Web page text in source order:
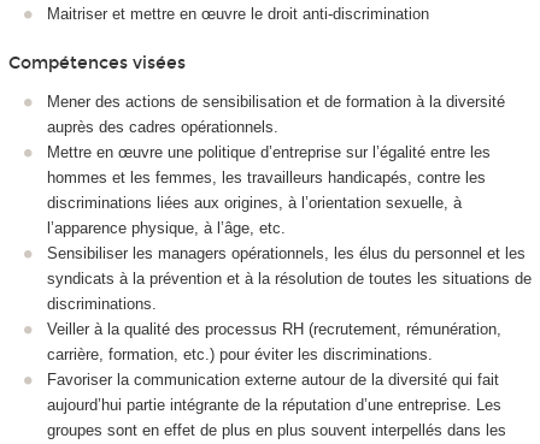
Maitriser et mettre en œuvre le droit anti-discrimination
Compétences visées
Mener des actions de sensibilisation et de formation à la diversité
auprès des cadres opérationnels.
Mettre en œuvre une politique d’entreprise sur l’égalité entre les
hommes et les femmes, les travailleurs handicapés, contre les
discriminations liées aux origines, à l’orientation sexuelle, à
l’apparence physique, à l’âge, etc.
Sensibiliser les managers opérationnels, les élus du personnel et les
syndicats à la prévention et à la résolution de toutes les situations de
discriminations.
Veiller à la qualité des processus RH (recrutement, rémunération,
carrière, formation, etc.) pour éviter les discriminations.
Favoriser la communication externe autour de la diversité qui fait
aujourd’hui partie intégrante de la réputation d’une entreprise. Les
groupes sont en effet de plus en plus souvent interpellés dans les